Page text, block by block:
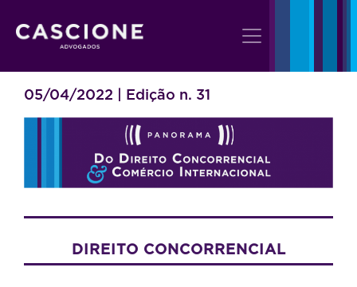
05/04/2022 | Edição n. 31
DIREITO CONCORRENCIAL